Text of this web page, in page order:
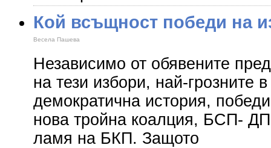
Кой всъщност победи на
Весела Пашева
Независимо от обявените
на тези избори, най-грозните
демократична история,
нова тройна коалция, БСП-
ламя на БКП. Защото